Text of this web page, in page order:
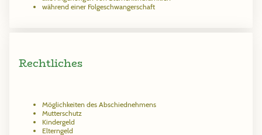
während einer Folgeschwangerschaft
Rechtliches
Möglichkeiten des Abschiednehmens
Mutterschutz
Kindergeld
Elterngeld